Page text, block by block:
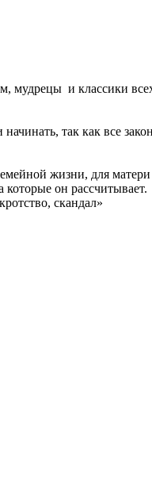
мудрецы и классики
так как все
жизни, для
он
скандал»